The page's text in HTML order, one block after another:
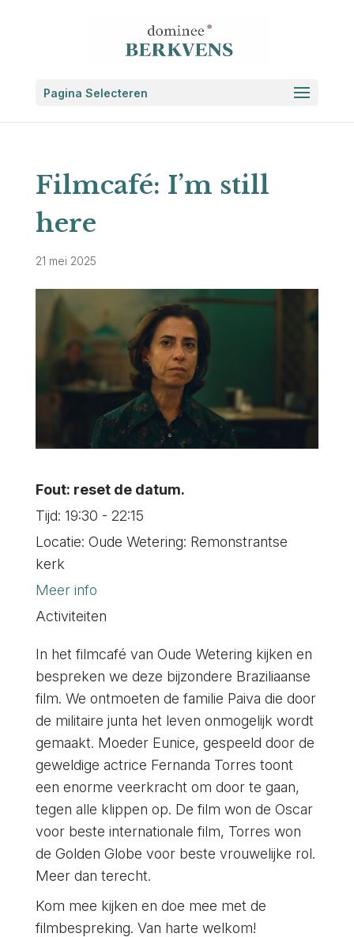
Pagina Selecteren
Filmcafé: I’m still
here
21 mei 2025
Fout: reset de datum.
Tijd: 19:30 - 22:15
Locatie: Oude Wetering: Remonstrantse
kerk
Meer info
Activiteiten
In het filmcafé van Oude Wetering kijken en
bespreken we deze bijzondere Braziliaanse
film. We ontmoeten de familie Paiva die door
de militaire junta het leven onmogelijk wordt
gemaakt. Moeder Eunice, gespeeld door de
geweldige actrice Fernanda Torres toont
een enorme veerkracht om door te gaan,
tegen alle klippen op. De film won de Oscar
voor beste internationale film, Torres won
de Golden Globe voor beste vrouwelijke rol.
Meer dan terecht.
Kom mee kijken en doe mee met de
filmbespreking. Van harte welkom!